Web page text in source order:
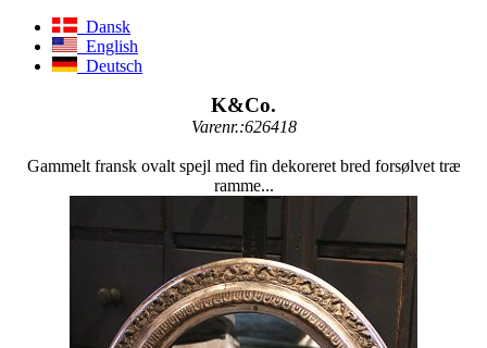
Dansk
English
Deutsch
K&Co.
Varenr.:626418
Gammelt fransk ovalt spejl med fin dekoreret bred forsølvet træ
ramme...